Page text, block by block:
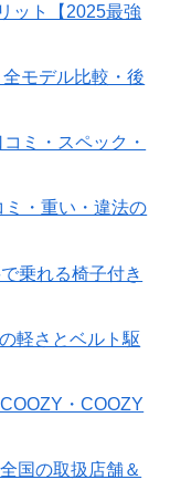
ット【2025最強
モデル比較・後
ミ・スペック・
ミ・重い・違法の
乗れる椅子付き
軽さとベルト駆
・COOZY
国の取扱店舗＆